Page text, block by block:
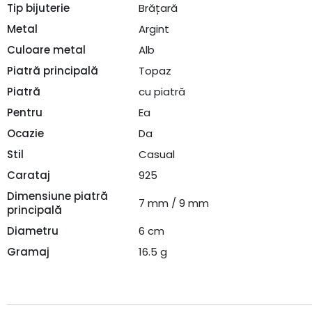
Tip bijuterie
Brățară
Metal
Argint
Culoare metal
Alb
Piatră principală
Topaz
Piatră
cu piatră
Pentru
Ea
Ocazie
Da
Stil
Casual
Carataj
925
Dimensiune piatră
principală
7 mm / 9 mm
Diametru
6 cm
Gramaj
16.5 g